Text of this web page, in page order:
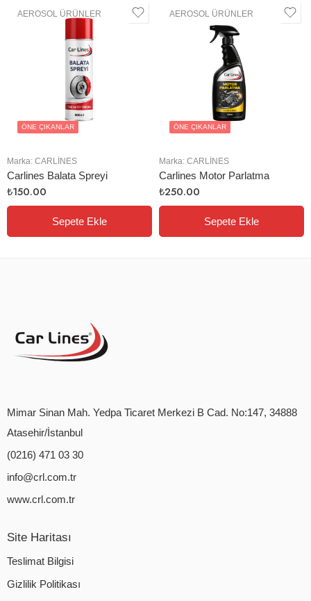
AEROSOL ÜRÜNLER
Marka: CARLINES
Carlines Balata Spreyi
ÖNE ÇIKANLAR
₺150.00
Sepete Ekle
AEROSOL ÜRÜNLER
Marka: CARLINES
Carlines Motor Parlatma
ÖNE ÇIKANLAR
₺250.00
Sepete Ekle
Mimar Sinan Mah. Yedpa Ticaret Merkezi B Cad. No:147, 34888
Atasehir/İstanbul
(0216) 471 03 30
info@crl.com.tr
www.crl.com.tr
Site Haritası
Teslimat Bilgisi
Gizlilik Politikası